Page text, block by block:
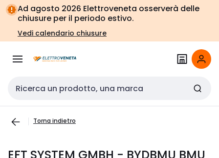
Vai alla
navigazione
Vai
alla
pagina
Ad agosto 2026 Elettroveneta osserverà delle
chiusure per il periodo estivo.
Vedi calendario chiusure
Cerca input
Torna indietro